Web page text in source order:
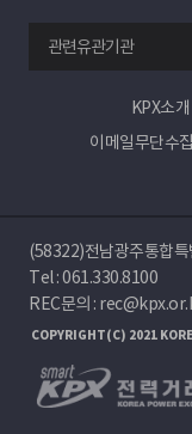
주
세
요
관련유관기관
KPX소개
이메일무단수
(58322)전남광주통합
Tel :061.330.8100
REC문의 :
COPYRIGHT(C) 2021